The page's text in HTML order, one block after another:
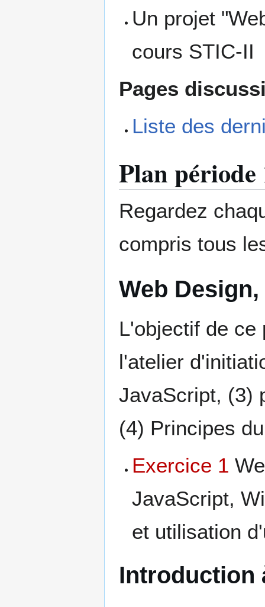
Un projet
cours STIC-II
Pages
Liste des
Plan période
Regardez
compris tous
Web
L'objectif de ce
l'atelier
JavaScript, (3)
(4) Principes
Exercice 1
JavaScript,
et utilisation
Introduction